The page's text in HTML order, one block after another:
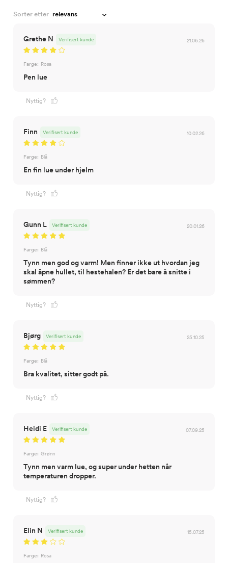
Sorter etter
Grethe N 21.06.26
Verifisert kunde
Farge: Rosa
Pen lue
Nyttig?
Finn 10.02.26
Verifisert kunde
Farge: Blå
En fin lue under hjelm
Nyttig?
Gunn L 20.01.26
Verifisert kunde
Farge: Blå
Tynn men god og varm! Men finner ikke ut hvordan jeg
skal åpne hullet, til hestehalen? Er det bare å snitte i
sømmen?
Nyttig?
Bjørg 25.10.25
Verifisert kunde
Farge: Blå
Bra kvalitet, sitter godt på.
Nyttig?
Heidi E 07.09.25
Verifisert kunde
Farge: Grønn
Tynn men varm lue, og super under hetten når
temperaturen dropper.
Nyttig?
Elin N 15.07.25
Verifisert kunde
Farge: Rosa